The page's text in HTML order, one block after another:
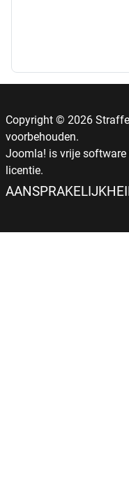
Copyright © 2026
voorbehouden.
Joomla! is vrije software
licentie.